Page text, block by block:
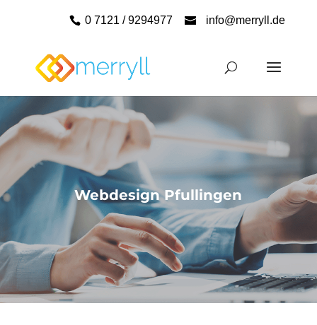
0 7121 / 9294977 info@merryll.de
Webdesign Pfullingen